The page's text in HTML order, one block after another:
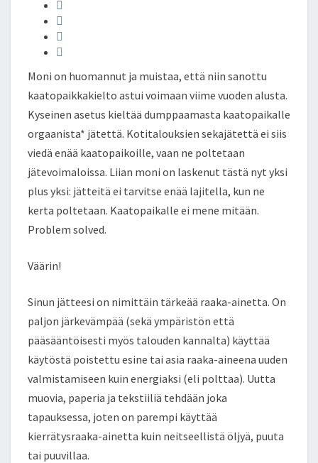
I
T
Ä
E
Ä
Ä
L
A
L
A
ke
dI
n
k
Moni on huomannut ja muistaa, että niin sanottu
kaatopaikkakielto astui voimaan viime vuoden alusta.
Kyseinen asetus kieltää dumppaamasta kaatopaikalle
orgaanista* jätettä. Kotitalouksien sekajätettä ei siis
viedä enää kaatopaikoille, vaan ne poltetaan
jätevoimaloissa. Liian moni on laskenut tästä nyt yksi
plus yksi: jätteitä ei tarvitse enää lajitella, kun ne
kerta poltetaan. Kaatopaikalle ei mene mitään.
Problem solved.
Väärin!
Sinun jätteesi on nimittäin tärkeää raaka-ainetta. On
paljon järkevämpää (sekä ympäristön että
pääsääntöisesti myös talouden kannalta) käyttää
käytöstä poistettu esine tai asia raaka-aineena uuden
valmistamiseen kuin energiaksi (eli polttaa). Uutta
muovia, paperia ja tekstiiliä tehdään joka
tapauksessa, joten on parempi käyttää
kierrätysraaka-ainetta kuin neitseellistä öljyä, puuta
tai puuvillaa.